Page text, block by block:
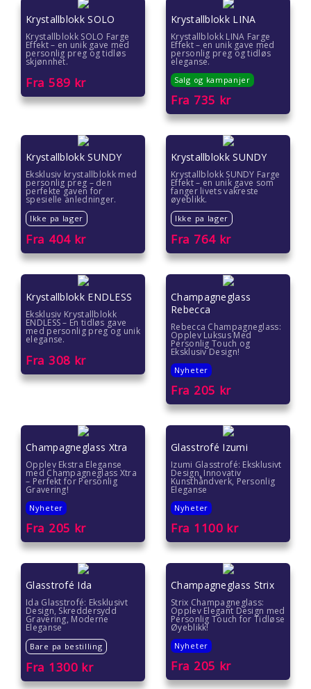
Krystallblokk SOLO
Krystallblokk SOLO Farge
Effekt – en unik gave med
personlig preg og tidløs
skjønnhet.
Fra 589 kr
Krystallblokk LINA
Krystallblokk LINA Farge
Effekt – en unik gave med
personlig preg og tidløs
eleganse.
Salg og kampanjer
Fra 735 kr
Krystallblokk SUNDY
Eksklusiv krystallblokk med
personlig preg – den
perfekte gaven for
spesielle anledninger.
Ikke pa lager
Fra 404kr
Krystallblokk SUNDY
Krystallblokk SUNDY Farge
Effekt – en unik gave som
fanger livets vakreste
øyeblikk.
Ikke pa lager
Fra 764kr
Krystallblokk ENDLESS
Eksklusiv Krystallblokk
ENDLESS – En tidløs gave
med personlig preg og unik
eleganse.
Fra 308 kr
Champagneglass
Rebecca
Rebecca Champagneglass:
Opplev Luksus Med
Personlig Touch og
Eksklusiv Design!
Nyheter
Fra 205 kr
Champagneglass Xtra
Opplev Ekstra Eleganse
med Champagneglass Xtra
– Perfekt for Personlig
Gravering!
Nyheter
Fra 205 kr
Glasstrofé Izumi
Izumi Glasstrofé: Eksklusivt
Design, Innovativ
Kunsthåndverk, Personlig
Eleganse
Nyheter
Fra 1100 kr
Glasstrofé Ida
Ida Glasstrofé: Eksklusivt
Design, Skreddersydd
Gravering, Moderne
Eleganse
Bare pa bestilling
Fra 1300 kr
Champagneglass Strix
Strix Champagneglass:
Opplev Elegant Design med
Personlig Touch for Tidløse
Øyeblikk!
Nyheter
Fra 205 kr